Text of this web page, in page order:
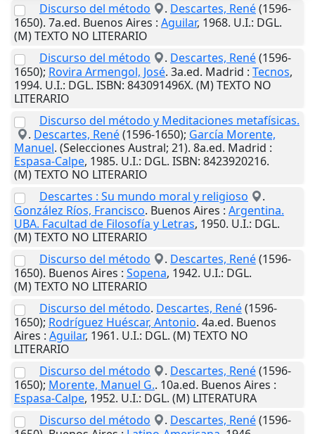
Discurso del método . Descartes, René(1596-
1650). 7a.ed. Buenos Aires : Aguilar, 1968. U.I.: DGL.
(M) TEXTO NO LITERARIO
Discurso del método
. Descartes, René(1596-
1650); Rovira Armengol, José. 3a.ed. Madrid : Tecnos,
1994. U.I.: DGL. ISBN: 843091496X. (M) TEXTO NO
LITERARIO
Discurso del método y Meditaciones metafísicas.
. Descartes, René(1596-1650); García Morente,
Manuel. (Selecciones Austral; 21). 8a.ed. Madrid :
Espasa-Calpe, 1985. U.I.: DGL. ISBN: 8423920216.
(M) TEXTO NO LITERARIO
Descartes : Su mundo moral y religioso
.
González Ríos, Francisco. Buenos Aires : Argentina.
UBA. Facultad de Filosofía y Letras, 1950. U.I.: DGL.
(M) TEXTO NO LITERARIO
Discurso del método
. Descartes, René(1596-
1650). Buenos Aires : Sopena, 1942. U.I.: DGL.
(M) TEXTO NO LITERARIO
Discurso del método. Descartes, René(1596-
1650); Rodríguez Huéscar, Antonio. 4a.ed. Buenos
Aires : Aguilar, 1961. U.I.: DGL. (M) TEXTO NO
LITERARIO
Discurso del método
. Descartes, René(1596-
1650); Morente, Manuel G.. 10a.ed. Buenos Aires :
Espasa-Calpe, 1952. U.I.: DGL. (M) LITERATURA
Discurso del método
. Descartes, René(1596-